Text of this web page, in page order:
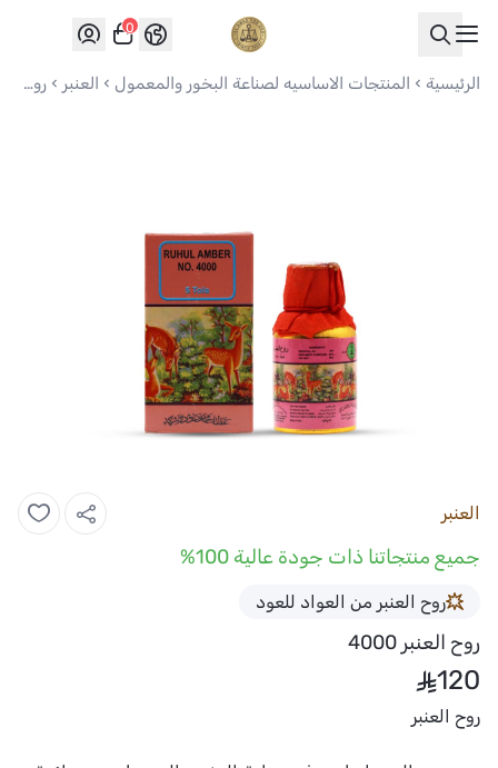
العواد للعود
0
الرئيسية المنتجات الاساسيه لصناعة البخور والمعمول العنبر روح العنبر 4000
العنبر
جميع منتجاتنا ذات جودة عالية 100%
روح العنبر من العواد للعود
روح العنبر 4000
120
روح العنبر